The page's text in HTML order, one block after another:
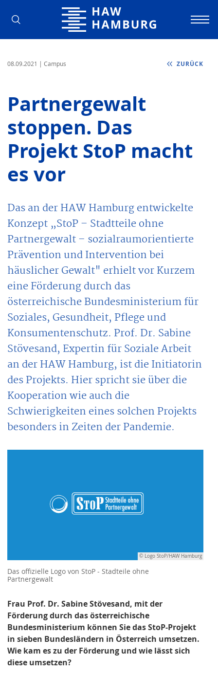
Hochschule für Angewandte
08.09.2021 | Campus ZURÜCK
Partnergewalt
stoppen. Das
Projekt StoP macht
es vor
Das an der HAW Hamburg entwickelte
Konzept „StoP – Stadtteile ohne
Partnergewalt – sozialraumorientierte
Prävention und Intervention bei
häuslicher Gewalt" erhielt vor Kurzem
eine Förderung durch das
österreichische Bundesministerium für
Soziales, Gesundheit, Pflege und
Konsumentenschutz. Prof. Dr. Sabine
Stövesand, Expertin für Soziale Arbeit
an der HAW Hamburg, ist die Initiatorin
des Projekts. Hier spricht sie über die
Kooperation wie auch die
Schwierigkeiten eines solchen Projekts
besonders in Zeiten der Pandemie.
© Logo StoP/HAW Hamburg
Das offizielle Logo von StoP - Stadteile ohne
Partnergewalt
Frau Prof. Dr. Sabine Stövesand, mit der
Förderung durch das österreichische
Bundesministerium können Sie das StoP-Projekt
in sieben Bundesländern in Österreich umsetzen.
Wie kam es zu der Förderung und wie lässt sich
diese umsetzen?